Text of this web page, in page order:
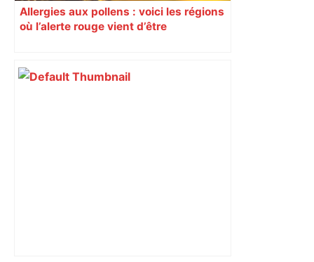
Allergies aux pollens : voici les régions
où l’alerte rouge vient d’être